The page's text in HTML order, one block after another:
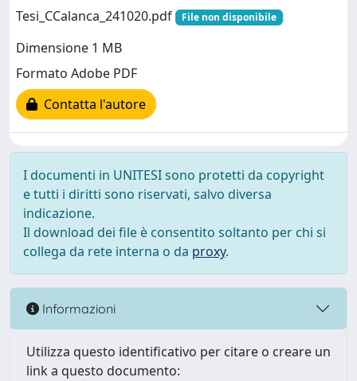
Tesi_CCalanca_241020.pdf
File non disponibile
Dimensione 1 MB
Formato Adobe PDF
Contatta l'autore
I documenti in UNITESI sono protetti da copyright
e tutti i diritti sono riservati, salvo diversa
indicazione.
Il download dei file è consentito soltanto per chi si
collega da rete interna o da proxy.
Informazioni
Utilizza questo identificativo per citare o creare un
link a questo documento: